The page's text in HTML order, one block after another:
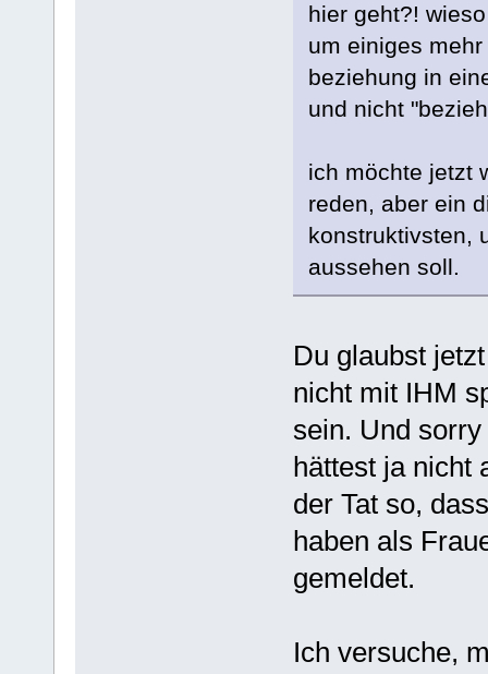
hier geht?!
um einiges
beziehung in
und nicht
ich möchte jetzt
reden, aber ein
konstruktivsten,
aussehen soll.
Du glaubst
nicht mit IHM
sein. Und
hättest ja nicht
der Tat so,
haben als
gemeldet.
Ich versuche,